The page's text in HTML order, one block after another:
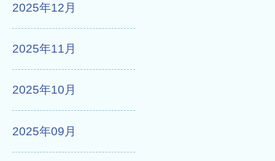
2025年12月
2025年11月
2025年10月
2025年09月